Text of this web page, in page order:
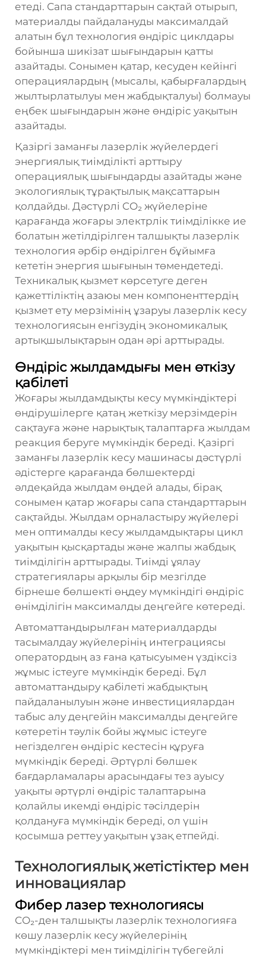
етеді. Сапа стандарттарын сақтай отырып,
материалды пайдалануды максималдай
алатын бұл технология өндіріс циклдары
бойынша шикізат шығындарын қатты
азайтады. Сонымен қатар, кесуден кейінгі
операциялардың (мысалы, қабырғалардың
жылтырлатылуы мен жабдықталуы) болмауы
еңбек шығындарын және өндіріс уақытын
азайтады.
Қазіргі заманғы лазерлік жүйелердегі
энергиялық тиімділікті арттыру
операциялық шығындарды азайтады және
экологиялық тұрақтылық мақсаттарын
қолдайды. Дәстүрлі CO₂ жүйелеріне
қарағанда жоғары электрлік тиімділікке ие
болатын жетілдірілген талшықты лазерлік
технология әрбір өндірілген бұйымға
кететін энергия шығынын төмендетеді.
Техникалық қызмет көрсетуге деген
қажеттіліктің азаюы мен компоненттердің
қызмет ету мерзімінің ұзаруы лазерлік кесу
технологиясын енгізудің экономикалық
артықшылықтарын одан әрі арттырады.
Өндіріс жылдамдығы мен өткізу
қабілеті
Жоғары жылдамдықты кесу мүмкіндіктері
өндірушілерге қатаң жеткізу мерзімдерін
сақтауға және нарықтық талаптарға жылдам
реакция беруге мүмкіндік береді. Қазіргі
заманғы лазерлік кесу машинасы дәстүрлі
әдістерге қарағанда бөлшектерді
әлдеқайда жылдам өңдей алады, бірақ
сонымен қатар жоғары сапа стандарттарын
сақтайды. Жылдам орналастыру жүйелері
мен оптималды кесу жылдамдықтары цикл
уақытын қысқартады және жалпы жабдық
тиімділігін арттырады. Тиімді ұялау
стратегиялары арқылы бір мезгілде
бірнеше бөлшекті өңдеу мүмкіндігі өндіріс
өнімділігін максималды деңгейге көтереді.
Автоматтандырылған материалдарды
тасымалдау жүйелерінің интеграциясы
оператордың аз ғана қатысуымен үздіксіз
жұмыс істеуге мүмкіндік береді. Бұл
автоматтандыру қабілеті жабдықтың
пайдаланылуын және инвестициялардан
табыс алу деңгейін максималды деңгейге
көтеретін тәулік бойы жұмыс істеуге
негізделген өндіріс кестесін құруға
мүмкіндік береді. Әртүрлі бөлшек
бағдарламалары арасындағы тез ауысу
уақыты әртүрлі өндіріс талаптарына
қолайлы икемді өндіріс тәсілдерін
қолдануға мүмкіндік береді, ол үшін
қосымша реттеу уақытын ұзақ етпейді.
Технологиялық жетістіктер мен
инновациялар
Фибер лазер технологиясы
CO₂-ден талшықты лазерлік технологияға
көшу лазерлік кесу жүйелерінің
мүмкіндіктері мен тиімділігін түбегейлі